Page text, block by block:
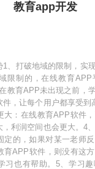
教育app开发
、打破地域的限制，实
限制的，在线教育
教育APP未出现之前，
，让每个用户都享受到
：在线教育APP软件
利润空间也会更大。4
定的，如果对某一老师
育APP软件，则没有这
习也有帮助。5、学习